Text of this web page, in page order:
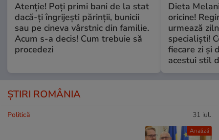
Atenție! Poți primi bani de la stat
dacă-ți îngrijești părinții, bunicii
sau pe cineva vârstnic din familie.
Acum s-a decis! Cum trebuie să
procedezi
Dieta
oricine!
urmează
specialiști!
fiecare zi și
acestui stil
ȘTIRI ROMÂNIA
Analiză
Politică 31 iul.